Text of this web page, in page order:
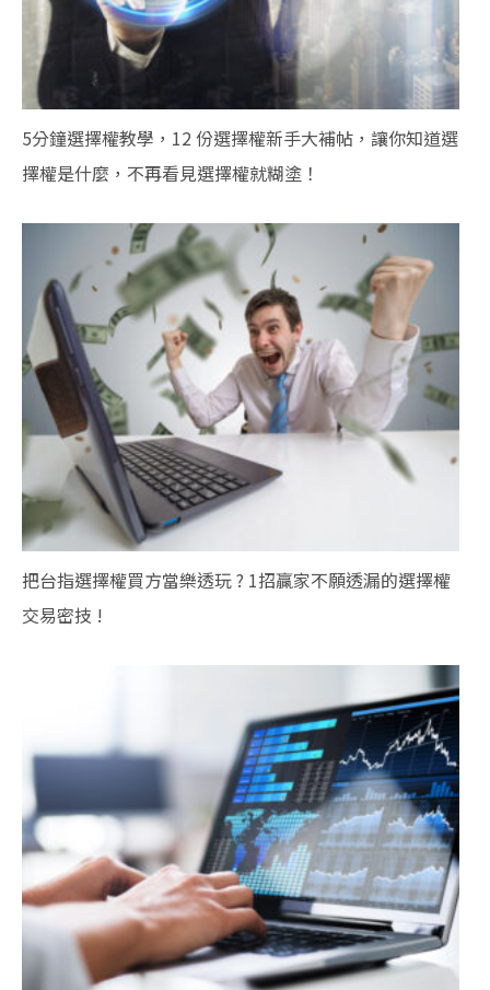
5分鐘選擇權教學，12 份選擇權新手大補帖，讓你知道選
擇權是什麼，不再看見選擇權就糊塗！
把台指選擇權買方當樂透玩 ? 1招贏家不願透漏的選擇權
交易密技 !